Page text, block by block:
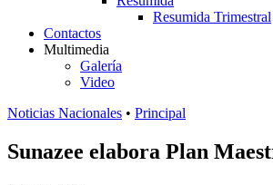
Resumida Trimestral
Contactos
Multimedia
Galería
Video
Noticias Nacionales • Principal
Sunazee elabora Plan